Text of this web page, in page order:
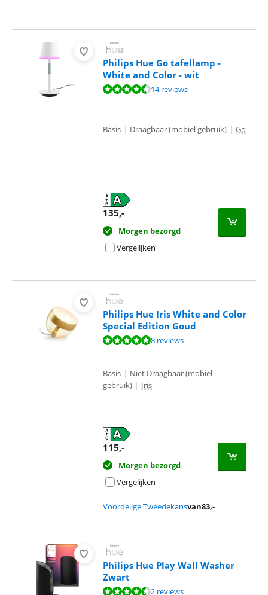
Philips Hue Go tafellamp -
White and Color - wit
Beoordeling is 9,1 van de 10, gebaseerd op 14 reviews.
14 reviews
Basis | Draagbaar (mobiel gebruik) | Go
135,-
Morgen bezorgd
Vergelijken
Philips Hue Iris White and Color
Special Edition Goud
Beoordeling is 9,5 van de 10, gebaseerd op 8 reviews.
8 reviews
Basis | Niet Draagbaar (mobiel
gebruik) | Iris
115,-
Morgen bezorgd
Vergelijken
Voordelige Tweedekansvan83,-
Philips Hue Play Wall Washer
Zwart
Beoordeling is 9,0 van de 10, gebaseerd op 2 reviews.
2 reviews